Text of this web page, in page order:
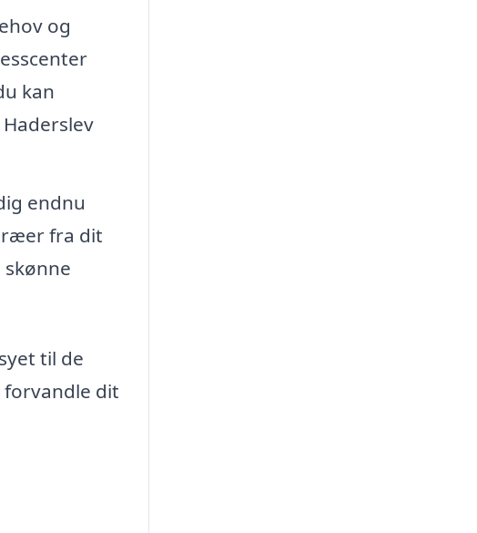
og
kan
endnu
fra dit
til de
forvandle dit